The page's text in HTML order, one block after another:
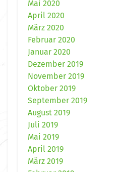
Mai 2020
April 2020
März 2020
Februar 2020
Januar 2020
Dezember 2019
November 2019
Oktober 2019
September 2019
August 2019
Juli 2019
Mai 2019
April 2019
März 2019